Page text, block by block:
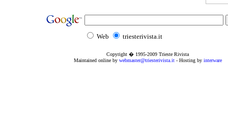
Web triesterivista.it
Copyright � 1995-2009 Trieste Rivista
Maintained online by webmaster@triesterivista.it- Hosting by interware